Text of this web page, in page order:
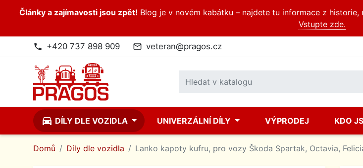
Články a zajímavosti jsou zpět! Blog je v novém kabátku – najdete tu informace z
Vstupte zde.
phone +420 737 898 909 mail_outline veteran@pragos.cz
directions_car DÍLY DLE VOZIDLA UNIVERZÁLNÍ DÍLY VÝPRODEJ KDO
Domů Díly dle vozidla Lanko kapoty kufru, pro vozy Škoda Spartak, Octavia,